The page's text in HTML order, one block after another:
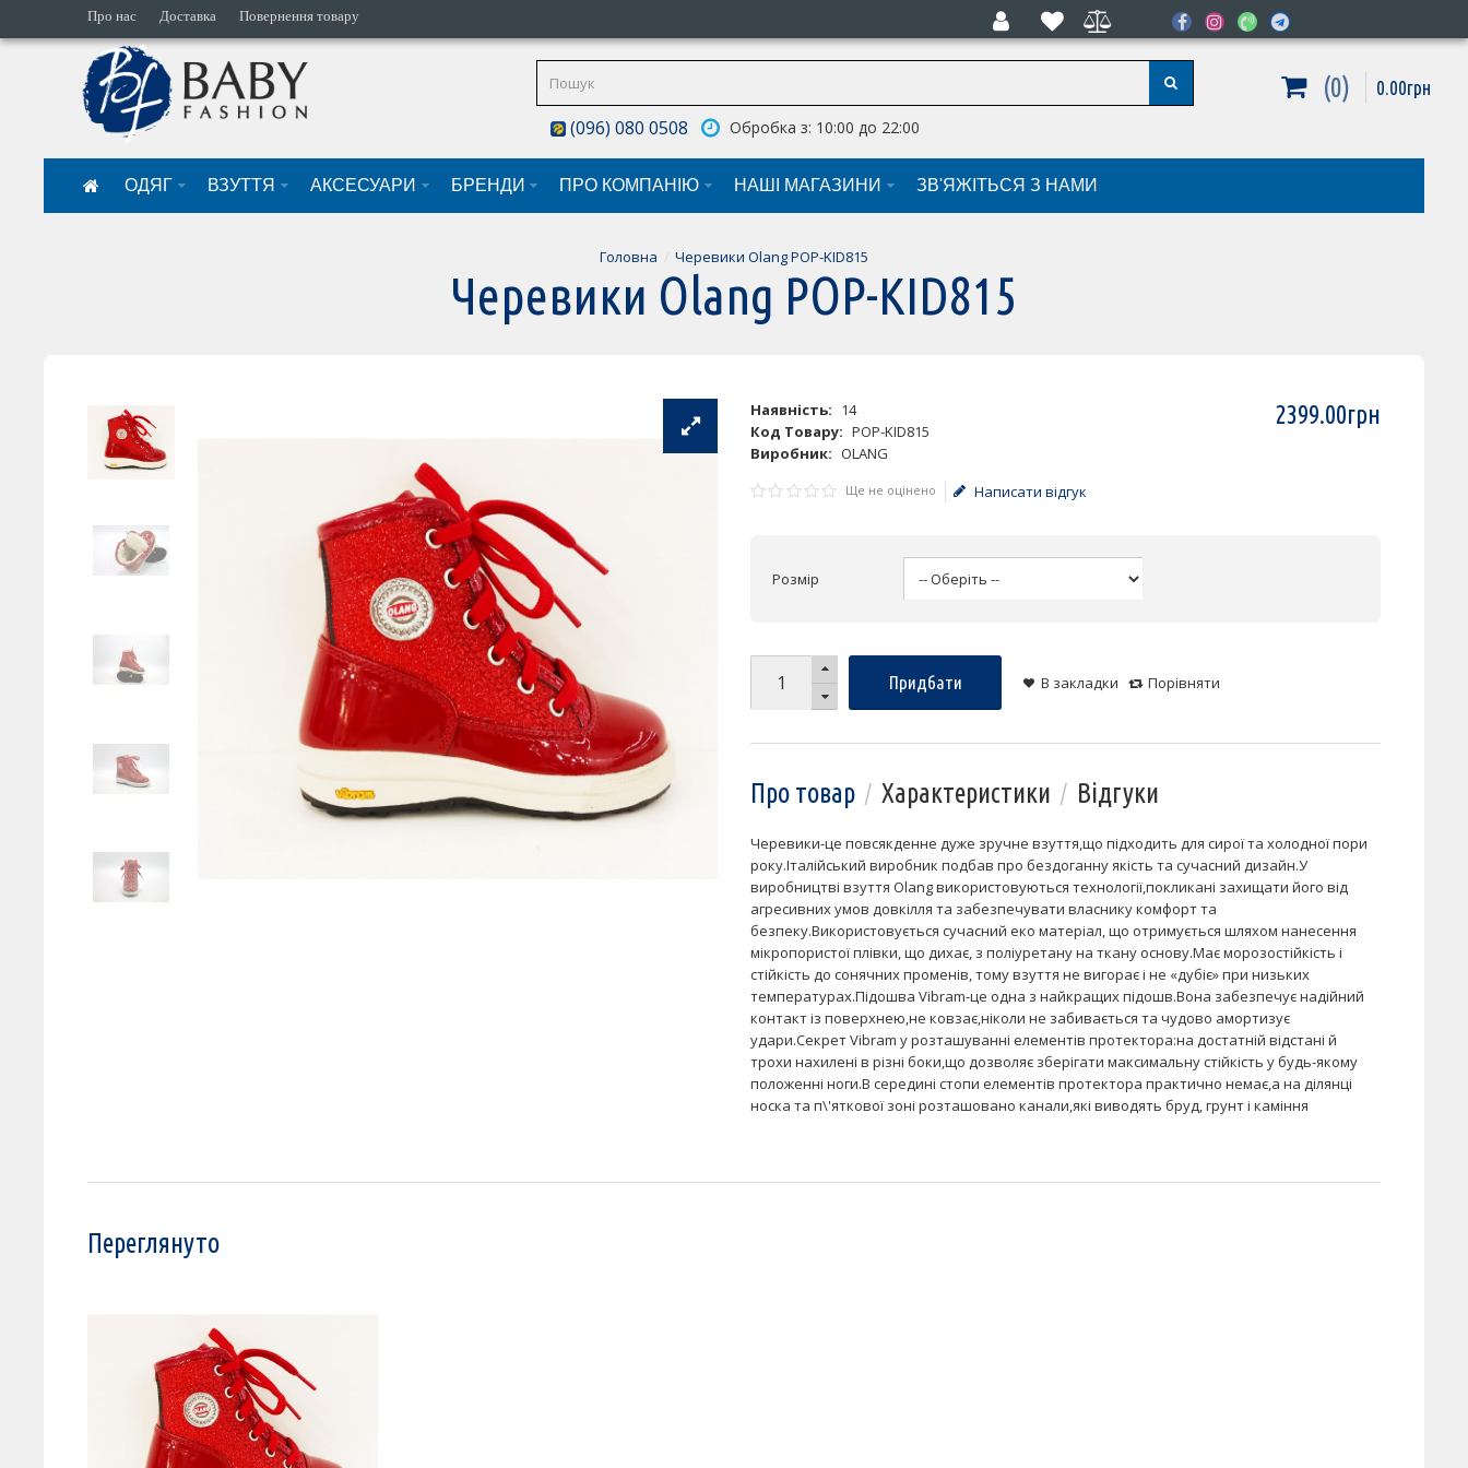
Про нас Доставка Повернення товару
(096) 080 0508 Обробка з: 10:00 до 22:00
0 0.00грн
ОДЯГ ВЗУТТЯ АКСЕСУАРИ БРЕНДИ ПРО КОМПАНІЮ НАШI МАГАЗИНИ ЗВ'ЯЖІТЬСЯ З НАМИ
Головна Черевики Olang POP-KID815
Черевики Olang POP-KID815
Наявність: 14
Код Товару: POP-KID815
Виробник: OLANG
2399.00грн
Ще не оцінено Написати відгук
Розмір
Придбати В закладки Порівняти
Про товар Характеристики Відгуки
Черевики-це повсякденне дуже зручне взуття,що підходить для сирої та холодної пори
року.Італійський виробник подбав про бездоганну якість та сучасний дизайн.У
виробництві взуття Olang використовуються технології,покликані захищати його від
агресивних умов довкілля та забезпечувати власнику комфорт та
безпеку.Використовується сучасний еко матеріал, що отримується шляхом нанесення
мікропористої плівки, що дихає, з поліуретану на ткану основу.Має морозостійкість і
стійкість до сонячних променів, тому взуття не вигорає і не «дубіє» при низьких
температурах.Підошва Vibram-це одна з найкращих підошв.Вона забезпечує надійний
контакт із поверхнею,не ковзає,ніколи не забивається та чудово амортизує
удари.Секрет Vibram у розташуванні елементів протектора:на достатній відстані й
трохи нахилені в різні боки,що дозволяє зберігати максимальну стійкість у будь-якому
положенні ноги.В середині стопи елементів протектора практично немає,а на ділянці
носка та п\'яткової зоні розташовано канали,які виводять бруд, грунт і каміння
Переглянуто